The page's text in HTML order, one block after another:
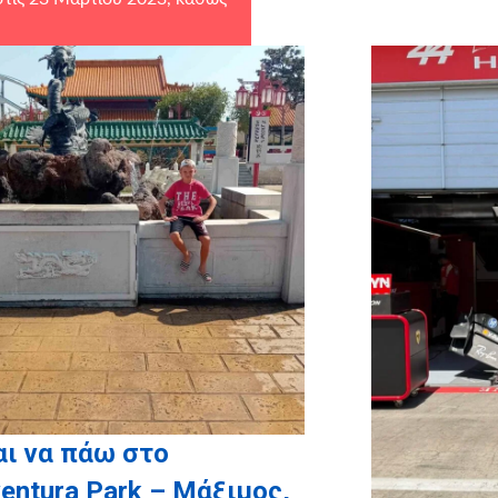
υποστηρικτές σε είδος:
να πάω στο
Park – Μάξιμος,